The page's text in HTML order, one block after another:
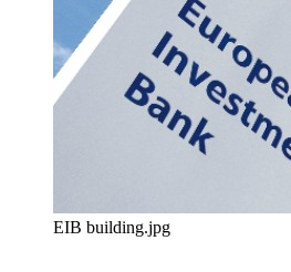
EIB building.jpg